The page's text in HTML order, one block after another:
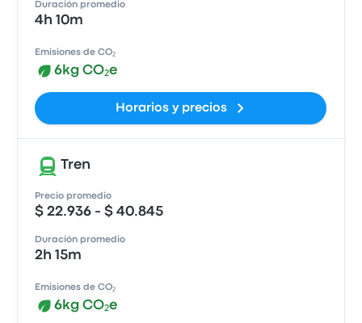
Duración promedio
4h 10m
Emisiones de CO₂
6kg CO₂e
Horarios y precios
Tren
Precio promedio
$ 22.936 - $ 40.845
Duración promedio
2h 15m
Emisiones de CO₂
6kg CO₂e